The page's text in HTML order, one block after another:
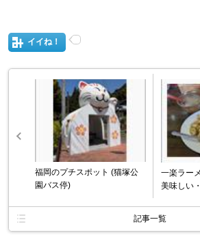
イイね！
福岡のプチスポット (猫塚公
園バス停)
一楽ラー
美味しい
記事一覧